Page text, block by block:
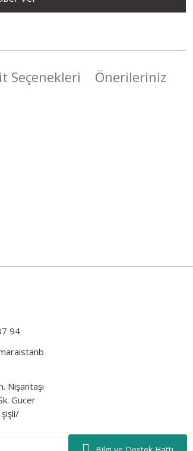
Seçenekleri Önerileriniz
94
Nişantaşı
Gucer